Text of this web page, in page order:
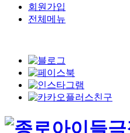
회원가입
전체메뉴